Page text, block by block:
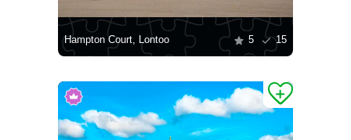
Hampton Court, Lontoo 5 15